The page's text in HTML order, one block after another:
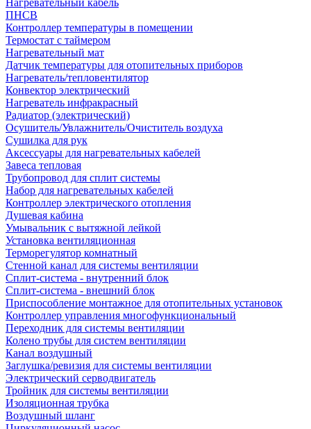
Нагревательный кабель
ПНСВ
Контроллер температуры в помещении
Термостат с таймером
Нагревательный мат
Датчик температуры для отопительных приборов
Нагреватель/тепловентилятор
Конвектор электрический
Нагреватель инфракрасный
Радиатор (электрический)
Осушитель/Увлажнитель/Очиститель воздуха
Сушилка для рук
Аксессуары для нагревательных кабелей
Завеса тепловая
Трубопровод для сплит системы
Набор для нагревательных кабелей
Контроллер электрического отопления
Душевая кабина
Умывальник с вытяжной лейкой
Установка вентиляционная
Терморегулятор комнатный
Стенной канал для системы вентиляции
Сплит-система - внутренний блок
Сплит-система - внешний блок
Приспособление монтажное для отопительных установок
Контроллер управления многофункциональный
Переходник для системы вентиляции
Колено трубы для систем вентиляции
Канал воздушный
Заглушка/ревизия для системы вентиляции
Электрический серводвигатель
Тройник для системы вентиляции
Изоляционная трубка
Воздушный шланг